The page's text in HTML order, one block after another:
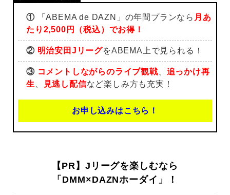
①「ABEMA de DAZN」の年間プランなら 月あ
たり2,500円（税込）でお得！
② 明治安田JリーグをABEMA上で見られる！
③ コメントしながらのライブ観戦、 追っかけ再
生
見逃し配信など楽しみ方も充実！
お申し込みはこちら！
【PR】Jリーグを楽しむなら
「DMM×DAZNホーダイ」！